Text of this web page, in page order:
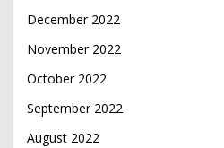
December 2022
November 2022
October 2022
September 2022
August 2022